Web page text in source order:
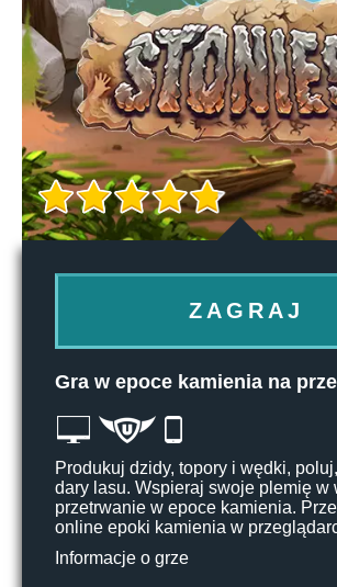
ZAGRAJ
Gra w epoce kamienia na
Produkuj dzidy, topory i wędki,
dary lasu. Wspieraj swoje plemię w
przetrwanie w epoce kamienia.
online epoki kamienia w
Informacje o grze